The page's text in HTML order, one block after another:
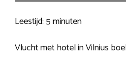
Leestijd: 5 minuten
Vlucht met hotel in Vilnius